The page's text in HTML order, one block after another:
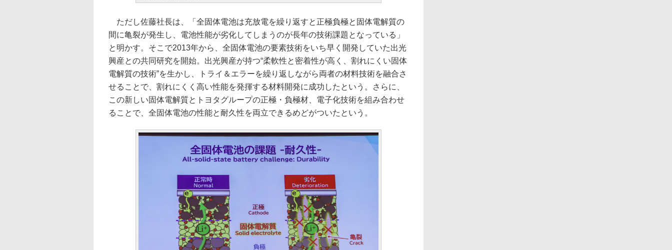
ただし佐藤社長は、「全固体電池は充放電を繰り返すと正極負極と固体電解質の
間に亀裂が発生し、電池性能が劣化してしまうのが長年の技術課題となっている」
と明かす。そこで2013年から、全固体電池の要素技術をいち早く開発していた出光
興産との共同研究を開始。出光興産が持つ“柔軟性と密着性が高く、割れにくい固体
電解質の技術”を生かし、トライ＆エラーを繰り返しながら両者の材料技術を融合さ
せることで、割れにくく高い性能を発揮する材料開発に成功したという。さらに、
この新しい固体電解質とトヨタグループの正極・負極材、電子化技術を組み合わせ
ることで、全固体電池の性能と耐久性を両立できるめどがついたという。